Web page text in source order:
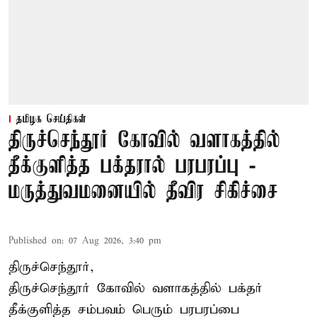
தமிழக செய்திகள்
திருச்செந்தூர் கோவில் வளாகத்தில்
தீக்குளித்த பக்தரால் பரபரப்பு -
மருத்துவமனையில் தீவிர சிகிச்சை
Published on: 07 Aug 2026, 3:40 pm
திருச்செந்தூர்,
திருச்செந்தூர் கோவில் வளாகத்தில் பக்தர்
தீக்குளித்த சம்பவம் பெரும் பரபரப்பை